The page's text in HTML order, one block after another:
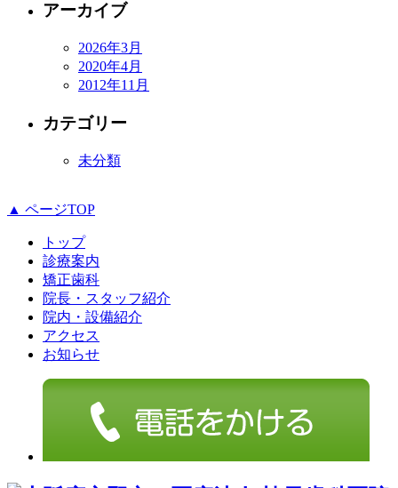
アーカイブ
2026年3月
2020年4月
2012年11月
カテゴリー
未分類
▲ ページTOP
トップ
診療案内
矯正歯科
院長・スタッフ紹介
院内・設備紹介
アクセス
お知らせ